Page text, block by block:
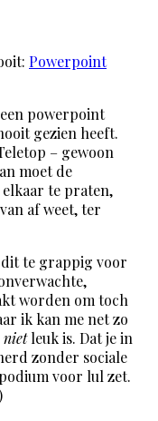
Powerpoint
powerpoint
gezien heeft.
– gewoon
moet de
te praten,
af weet, ter
te grappig voor
worden om toch
ik kan me net zo
nietleuk is. Dat je in
zonder sociale
voor lul zet.